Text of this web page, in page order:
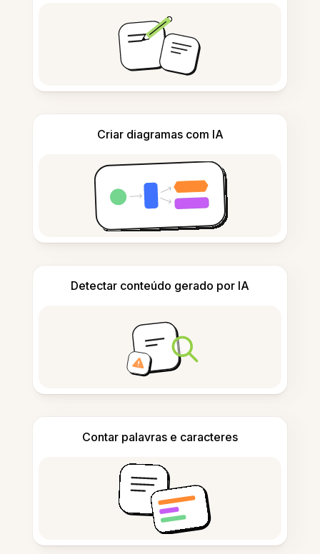
Criar diagramas com IA
Detectar conteúdo gerado por IA
Contar palavras e caracteres